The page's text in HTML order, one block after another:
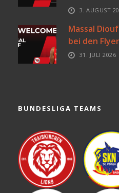
3. AUGUST
Massal
bei den
31. JULI 2026
BUNDESLIGA TEAMS